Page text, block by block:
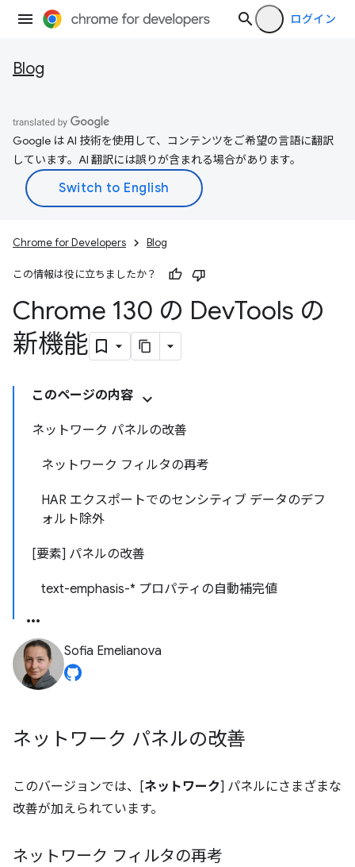
ログイン
Blog
Google は AI 技術を使用して、コンテンツをご希望の言語に翻訳
しています。AI 翻訳には誤りが含まれる場合があります。
Chrome for Developers Blog
この情報は役に立ちましたか？
Chrome 130 の DevTools の
新機能
このページの内容
ネットワーク パネルの改善
ネットワーク フィルタの再考
HAR エクスポートでのセンシティブ データのデフ
ォルト除外
[要素] パネルの改善
text-emphasis-* プロパティの自動補完値
Sofia Emelianova
ネットワーク パネルの改善
このバージョンでは、[ネットワーク] パネルにさまざまな
改善が加えられています。
ネットワーク フィルタの再考